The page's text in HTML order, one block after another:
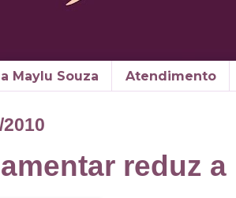
Maylu Souza Atendimento
2010
reduz